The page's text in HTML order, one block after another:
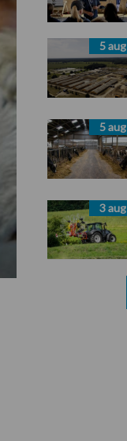
5 aug
5 aug
3 aug